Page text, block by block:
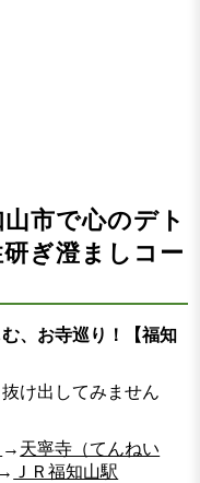
市で心のデト
ぎ澄ましコー
、お寺巡り！【福知
け出してみません
→ 天寧寺（てんねい
→
ＪＲ福知山駅